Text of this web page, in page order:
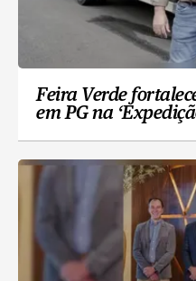
Feira Verde
em PG na